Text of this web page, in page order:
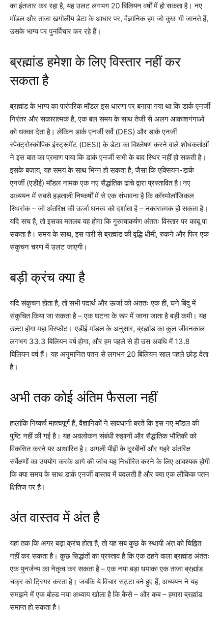
का इंतजार कर रहा है, यह उलट लगभग 20 बिलियन वर्षों में हो सकता है। नए
मॉडल और ताजा खगोलीय डेटा के आधार पर, वैज्ञानिक हम जो कुछ भी जानते हैं,
उसके भाग्य पर पुनर्विचार कर रहे हैं।
ब्रह्मांड हमेशा के लिए विस्तार नहीं कर
सकता है
ब्रह्मांड के भाग्य का पारंपरिक मॉडल इस धारणा पर बनाया गया था कि डार्क एनर्जी
निरंतर और सकारात्मक है, एक बल समय के साथ तेजी से अलग आकाशगंगाओं
को धक्का देता है। लेकिन डार्क एनर्जी सर्वे (DES) और डार्क एनर्जी
स्पेक्ट्रोस्कोपिक इंस्ट्रूमेंट (DESI) के डेटा का विश्लेषण करने वाले शोधकर्ताओं
ने इस बात का प्रमाण पाया कि डार्क एनर्जी सभी के बाद स्थिर नहीं हो सकती है।
इसके बजाय, यह समय के साथ भिन्न हो सकता है, जैसा कि एक्सियन-डार्क
एनर्जी (एडीई) मॉडल नामक एक नए सैद्धांतिक ढांचे द्वारा प्रस्तावित है।नए
अध्ययन में सबसे हड़ताली निष्कर्षों में से एक संभावना है कि कॉस्मोलॉजिकल
स्थिरांक – जो अंतरिक्ष की ऊर्जा घनत्व को दर्शाता है – नकारात्मक हो सकता है।
यदि सच है, तो इसका मतलब यह होगा कि गुरुत्वाकर्षण अंततः विस्तार पर काबू पा
सकता है। समय के साथ, इस पारी से ब्रह्मांड की वृद्धि धीमी, रुकने और फिर एक
संकुचन चरण में उलट जाएगी।
बड़ी क्रंच क्या है
यदि संकुचन होता है, तो सभी पदार्थ और ऊर्जा को अंततः एक ही, घने बिंदु में
संकुचित किया जा सकता है – एक घटना के रूप में जाना जाता है बड़ी कमी। यह
उल्टा होगा महा विस्फोट। एडीई मॉडल के अनुसार, ब्रह्मांड का कुल जीवनकाल
लगभग 33.3 बिलियन वर्ष होगा, और हम पहले से ही उस अवधि में 13.8
बिलियन वर्ष हैं। यह अनुमानित पतन से लगभग 20 बिलियन साल पहले छोड़ देता
है।
अभी तक कोई अंतिम फैसला नहीं
हालांकि निष्कर्ष महत्वपूर्ण हैं, वैज्ञानिकों ने सावधानी बरतें कि इस नए मॉडल की
पुष्टि नहीं की गई है। यह अवलोकन संबंधी रुझानों और सैद्धांतिक भौतिकी को
विकसित करने पर आधारित है। अगली पीढ़ी के दूरबीनों और गहरे अंतरिक्ष
सर्वेक्षणों का उपयोग करके आगे की जांच यह निर्धारित करने के लिए आवश्यक होगी
कि क्या समय के साथ डार्क एनर्जी वास्तव में बदलती है और क्या एक लौकिक पतन
क्षितिज पर है।
अंत वास्तव में अंत है
यहां तक कि अगर बड़ा क्रंच होता है, तो यह सब कुछ के स्थायी अंत को चिह्नित
नहीं कर सकता है। कुछ सिद्धांतों का प्रस्ताव है कि एक ढहने वाला ब्रह्मांड अंततः
एक पुनर्जन्म का नेतृत्व कर सकता है – एक नया बड़ा धमाका एक ताजा ब्रह्मांड
चक्र को ट्रिगर करता है। जबकि ये विचार सट्टा बने हुए हैं, अध्ययन ने यह
समझने में एक बोल्ड नया अध्याय खोला है कि कैसे – और कब – हमारा ब्रह्मांड
समाप्त हो सकता है।